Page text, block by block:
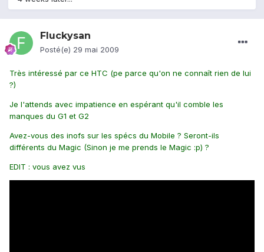
Fluckysan
Posté(e) 29 mai 2009
Très intéressé par ce HTC (pe parce qu'on ne connaît rien de lui
?)
Je l'attends avec impatience en espérant qu'il comble les
manques du G1 et G2
Avez-vous des inofs sur les spécs du Mobile ? Seront-ils
différents du Magic (Sinon je me prends le Magic :p) ?
EDIT : vous avez vus